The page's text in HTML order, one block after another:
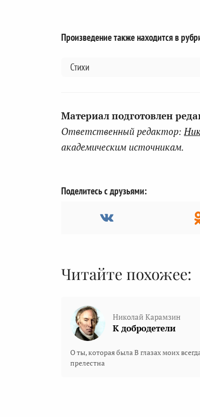
Произведение также находится в
Стихи
Материал подготовлен
Ответственный редактор:
академическим источникам.
Поделитесь с друзьями:
Читайте похожее:
Николай Карамзин
К добродетели
О ты, которая была В глазах моих
прелестна